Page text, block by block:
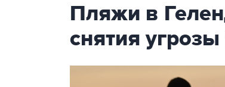
Пляжи в
снятия